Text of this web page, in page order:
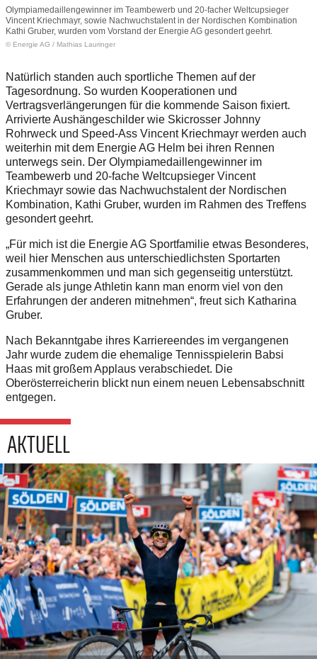
Olympiamedaillengewinner im Teambewerb und 20-facher Weltcupsieger
Vincent Kriechmayr, sowie Nachwuchstalent in der Nordischen Kombination
Kathi Gruber, wurden vom Vorstand der Energie AG gesondert geehrt.
© Energie AG / Mathias Lauringer
Natürlich standen auch sportliche Themen auf der
Tagesordnung. So wurden Kooperationen und
Vertragsverlängerungen für die kommende Saison fixiert.
Arrivierte Aushängeschilder wie Skicrosser Johnny
Rohrweck und Speed-Ass Vincent Kriechmayr werden auch
weiterhin mit dem Energie AG Helm bei ihren Rennen
unterwegs sein. Der Olympiamedaillengewinner im
Teambewerb und 20-fache Weltcupsieger Vincent
Kriechmayr sowie das Nachwuchstalent der Nordischen
Kombination, Kathi Gruber, wurden im Rahmen des Treffens
gesondert geehrt.
„Für mich ist die Energie AG Sportfamilie etwas Besonderes,
weil hier Menschen aus unterschiedlichsten Sportarten
zusammenkommen und man sich gegenseitig unterstützt.
Gerade als junge Athletin kann man enorm viel von den
Erfahrungen der anderen mitnehmen“, freut sich Katharina
Gruber.
Nach Bekanntgabe ihres Karriereendes im vergangenen
Jahr wurde zudem die ehemalige Tennisspielerin Babsi
Haas mit großem Applaus verabschiedet. Die
Oberösterreicherin blickt nun einem neuen Lebensabschnitt
entgegen.
AKTUELL